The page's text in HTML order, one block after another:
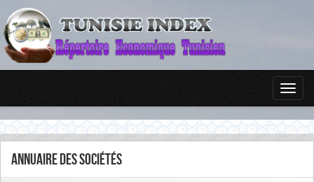
Annuaire des sociétés